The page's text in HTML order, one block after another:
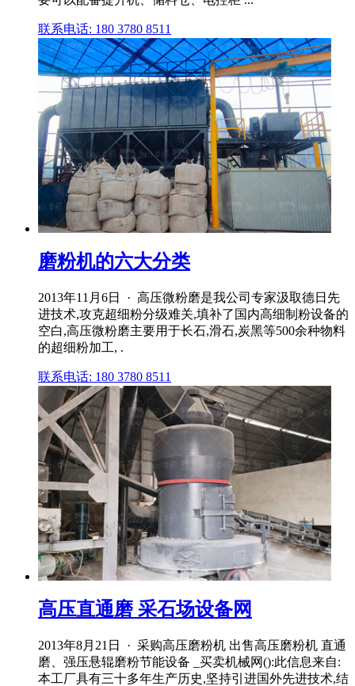
联系电话: 180 3780 8511
磨粉机的六大分类
2013年11月6日 · 高压微粉磨是我公司专家汲取德日先
进技术,攻克超细粉分级难关,填补了国内高细制粉设备的
空白,高压微粉磨主要用于长石,滑石,炭黑等500余种物料
的超细粉加工, .
联系电话: 180 3780 8511
高压直通磨 采石场设备网
2013年8月21日 · 采购高压磨粉机 出售高压磨粉机 直通
磨、强压悬辊磨粉节能设备 _买卖机械网():此信息来自:
本工厂具有三十多年生产历史,坚持引进国外先进技术,结